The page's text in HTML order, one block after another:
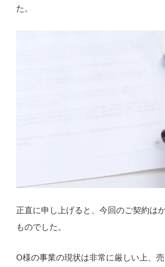
た。
正直に申し上げると、今回のご契約は
ものでした。
O様の事業の現状は非常に厳しい上、